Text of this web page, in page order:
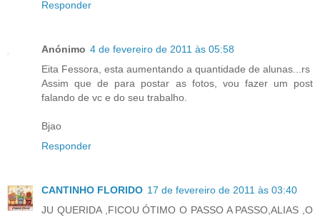
Responder
Anónimo 4 de fevereiro de 2011 às 05:58
Eita Fessora, esta aumentando a quantidade de alunas...rs
Assim que de para postar as fotos, vou fazer um post
falando de vc e do seu trabalho.
Bjao
Responder
CANTINHO FLORIDO 17 de fevereiro de 2011 às 03:40
JU QUERIDA ,FICOU ÓTIMO O PASSO A PASSO,ALIAS ,O